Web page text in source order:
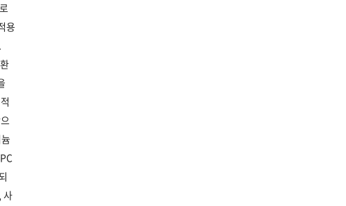
용
사